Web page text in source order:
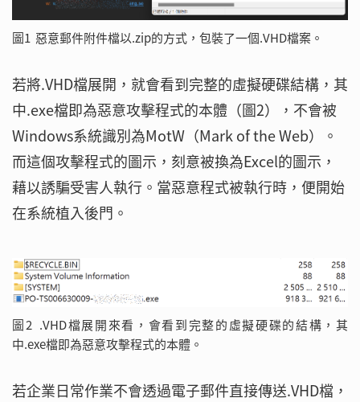
圖1 惡意郵件附件檔以.zip的方式，包裝了一個.VHD檔案。
若將.VHD檔展開，就會看到完整的虛擬硬碟結構，其
中.exe檔即為惡意攻擊程式的本體（圖2），不會被
Windows系統識別為MotW（Mark of the Web）。
而這個攻擊程式的圖示，刻意被換為Excel的圖示，
藉以誘騙受害人執行。當惡意程式被執行時，便開始
在系統植入後門。
圖2 .VHD檔展開來看，會看到完整的虛擬硬碟的結構，其
中.exe檔即為惡意攻擊程式的本體。
若企業日常作業不會透過電子郵件直接傳送.VHD檔，